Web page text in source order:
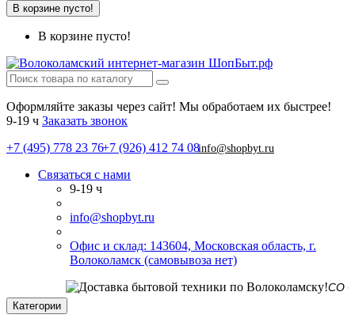
В корзине пусто!
В корзине пусто!
Оформляйте заказы через сайт! Мы обработаем их быстрее!
9-19 ч Заказать звонок
+7 (495) 778 23 76+7 (926) 412 74 08info@shopbyt.ru
Связаться с нами
9-19 ч
info@shopbyt.ru
Офис и склад: 143604, Московская область, г.
Волоколамск (самовывоза нет)
СО
Категории